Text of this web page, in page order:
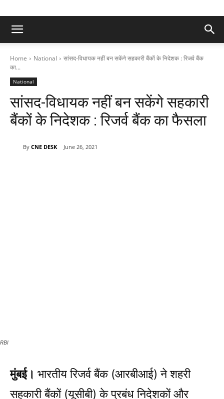
Home National
सांसद-विधायक नहीं बन सकेंगे सहकारी बैंकों के निदेशक : रिजर्व बैंक
का...
National
सांसद-विधायक नहीं बन सकेंगे सहकारी
बैंकों के निदेशक : रिजर्व बैंक का फैसला
By CNE DESK June 26, 2021
RBI
मुंबई। भारतीय रिजर्व बैंक (आरबीआई) ने शहरी
सहकारी बैंकों (यूसीबी) के प्रबंध निदेशकों और